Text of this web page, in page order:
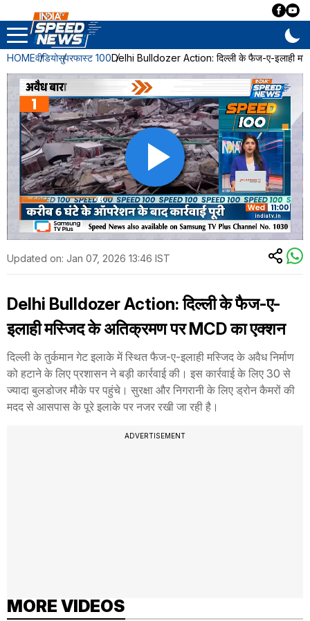
HOMEवीडियोसुपरफास्ट 100Delhi Bulldozer Action: दिल्ली के फैज-ए-इलाही
Updated on: Jan 07, 2026 13:46 IST
Delhi Bulldozer Action: दिल्ली के फैज-ए-
इलाही मस्जिद के अतिक्रमण पर MCD का एक्शन
दिल्ली के तुर्कमान गेट इलाके में स्थित फैज-ए-इलाही मस्जिद के अवैध निर्माण
को हटाने के लिए प्रशासन ने बड़ी कार्रवाई की। इस कार्रवाई के लिए 30 से
ज्यादा बुलडोजर मौके पर पहुंचे। सुरक्षा और निगरानी के लिए ड्रोन कैमरों की
मदद से आसपास के पूरे इलाके पर नजर रखी जा रही है।
ADVERTISEMENT
MORE VIDEOS